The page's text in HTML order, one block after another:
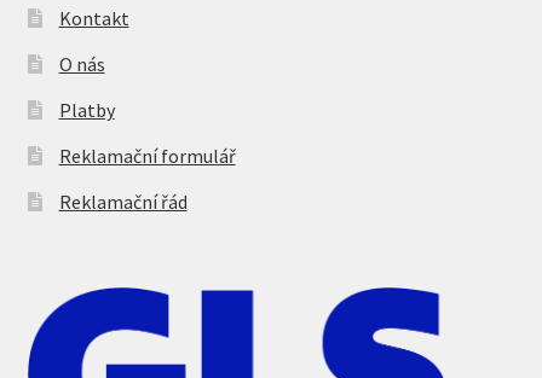
Kontakt
O nás
Platby
Reklamační formulář
Reklamační řád